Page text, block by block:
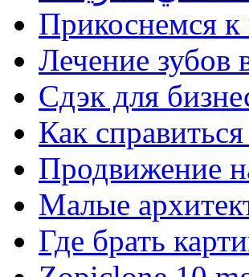
Прикоснемся к
Лечение зубов
Сдэк для
Как
Продвижение
Малые
Где брать